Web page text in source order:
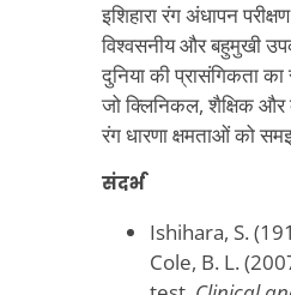
इशिहारा रंग अंधापन
विश्वसनीय और बहुमुखी
दुनिया की प्रासंगिकता
जो क्लिनिकल, शैक्षिक और
रंग धारणा क्षमताओं को
संदर्भ
Ishihara, S.
Cole, B. L.